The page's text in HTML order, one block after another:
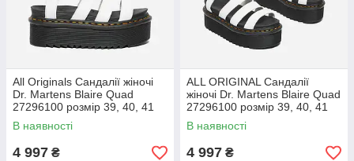
All Originals Сандалії жіночі
Dr. Martens Blaire Quad
27296100 розмір 39, 40, 41
В наявності
4 997 ₴
ALL ORIGINAL Сандалії
жіночі Dr. Martens Blaire Quad
27296100 розмір 39, 40, 41
В наявності
4 997 ₴